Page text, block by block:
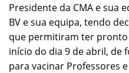
Presidente da CMA e sua
BV e sua equipa, tendo
que permitiram ter pronto
início do dia 9 de abril, de
para vacinar Professores